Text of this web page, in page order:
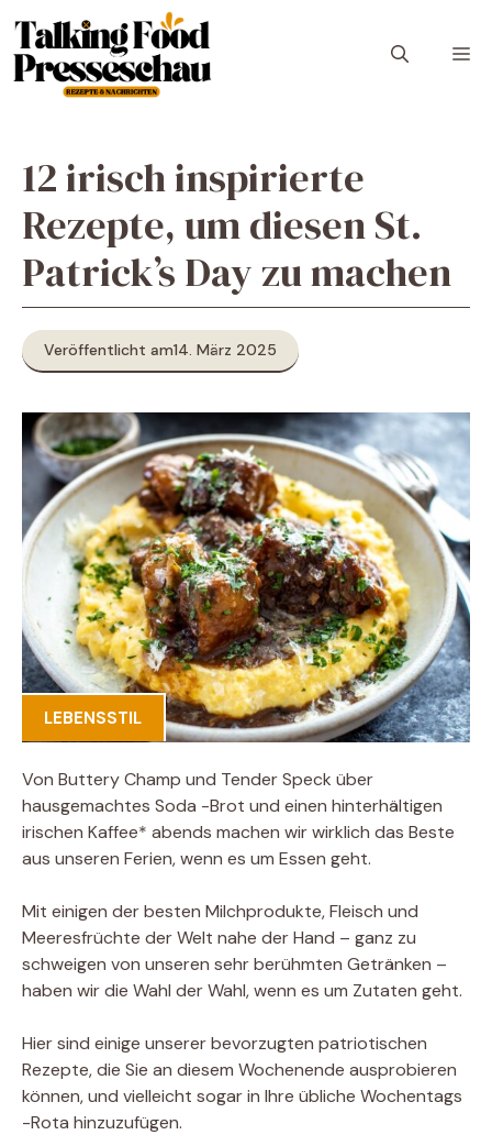
Inhalt
springen
12 irisch inspirierte
Rezepte, um diesen St.
Patrick’s Day zu machen
Veröffentlicht am14. März 2025
LEBENSSTIL
Von Buttery Champ und Tender Speck über
hausgemachtes Soda -Brot und einen hinterhältigen
irischen Kaffee* abends machen wir wirklich das Beste
aus unseren Ferien, wenn es um Essen geht.
Mit einigen der besten Milchprodukte, Fleisch und
Meeresfrüchte der Welt nahe der Hand – ganz zu
schweigen von unseren sehr berühmten Getränken –
haben wir die Wahl der Wahl, wenn es um Zutaten geht.
Hier sind einige unserer bevorzugten patriotischen
Rezepte, die Sie an diesem Wochenende ausprobieren
können, und vielleicht sogar in Ihre übliche Wochentags
-Rota hinzuzufügen.